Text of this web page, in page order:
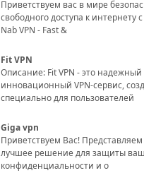
Приветствуем вас в мире
свободного доступа к интернету
Nab VPN - Fast &
Fit VPN
Описание: Fit VPN - это надежный и
инновационный VPN-сервис,
специально для пользователей
Giga vpn
Приветствуем Вас!
лучшее решение для защиты
конфиденциальности и о